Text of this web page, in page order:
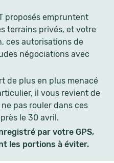
proposés empruntent
terrains privés, et votre
ces autorisations de
négociations avec
de plus en plus menacé
il vous revient de
pas rouler dans ces
le 30 avril.
par votre GPS,
les portions à éviter.